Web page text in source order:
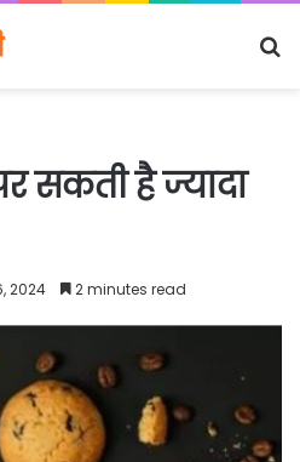
सकती है ज्यादा
2024 2 minutes read